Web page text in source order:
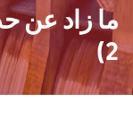
ما زاد عن
2)